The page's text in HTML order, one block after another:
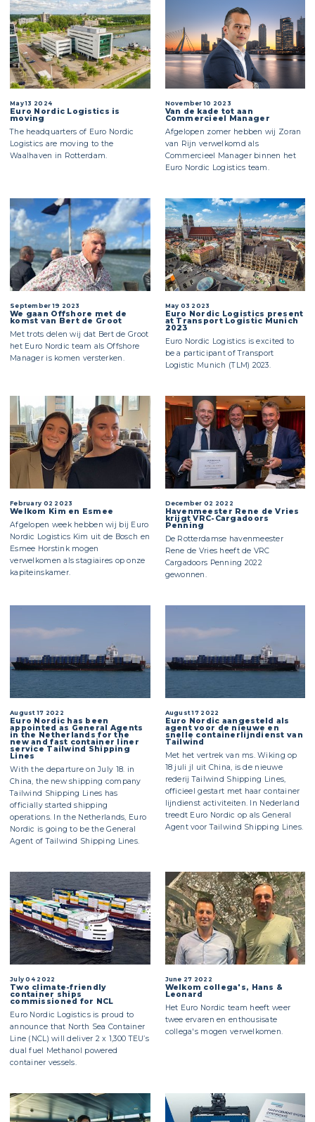
May 13 2024
Euro Nordic Logistics is
moving
The headquarters of Euro Nordic
Logistics are moving to the
Waalhaven in Rotterdam.
November 10 2023
Van de kade tot aan
Commercieel Manager
Afgelopen zomer hebben wij Zoran
van Rijn verwelkomd als
Commercieel Manager binnen het
Euro Nordic Logistics team.
September 19 2023
We gaan Offshore met de
komst van Bert de Groot
Met trots delen wij dat Bert de Groot
het Euro Nordic team als Offshore
Manager is komen versterken.
May 03 2023
Euro Nordic Logistics present
at Transport Logistic Munich
2023
Euro Nordic Logistics is excited to
be a participant of Transport
Logistic Munich (TLM) 2023.
February 02 2023
Welkom Kim en Esmee
Afgelopen week hebben wij bij Euro
Nordic Logistics Kim uit de Bosch en
Esmee Horstink mogen
verwelkomen als stagiaires op onze
kapiteinskamer.
December 02 2022
Havenmeester Rene de Vries
krijgt VRC-Cargadoors
Penning
De Rotterdamse havenmeester
Rene de Vries heeft de VRC
Cargadoors Penning 2022
gewonnen.
August 17 2022
Euro Nordic has been
appointed as General Agents
in the Netherlands for the
new and fast container liner
service Tailwind Shipping
Lines
With the departure on July 18. in
China, the new shipping company
Tailwind Shipping Lines has
officially started shipping
operations. In the Netherlands, Euro
Nordic is going to be the General
Agent of Tailwind Shipping Lines.
August 17 2022
Euro Nordic aangesteld als
agent voor de nieuwe en
snelle containerlijndienst van
Tailwind
Met het vertrek van ms. Wiking op
18 juli jl uit China, is de nieuwe
rederij Tailwind Shipping Lines,
officieel gestart met haar container
lijndienst activiteiten. In Nederland
treedt Euro Nordic op als General
Agent voor Tailwind Shipping Lines.
July 04 2022
Two climate-friendly
container ships
commissioned for NCL
Euro Nordic Logistics is proud to
announce that North Sea Container
Line (NCL) will deliver 2 x 1,300 TEU’s
dual fuel Methanol powered
container vessels.
June 27 2022
Welkom collega's, Hans &
Leonard
Het Euro Nordic team heeft weer
twee ervaren en enthousisate
collega's mogen verwelkomen.